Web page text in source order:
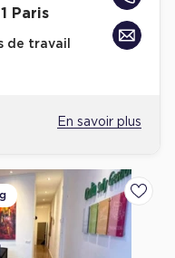
Paris
de travail
En savoir plus